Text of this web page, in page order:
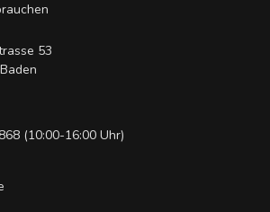
53
(10:00-16:00 Uhr)